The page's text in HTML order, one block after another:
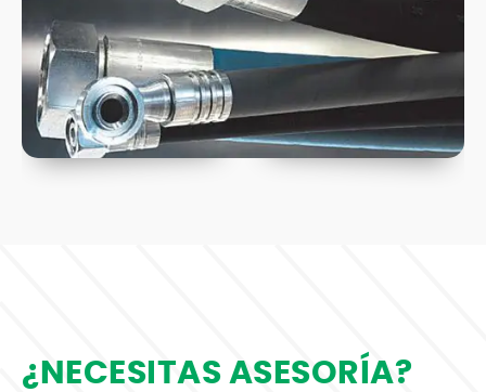
¿NECESITAS ASESORÍA?